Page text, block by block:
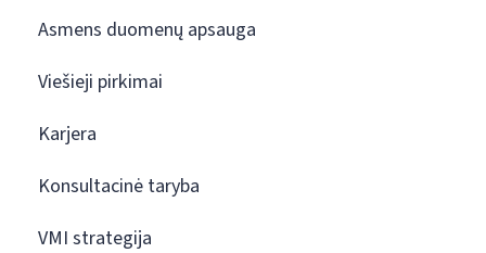
Asmens duomenų apsauga
Viešieji pirkimai
Karjera
Konsultacinė taryba
VMI strategija